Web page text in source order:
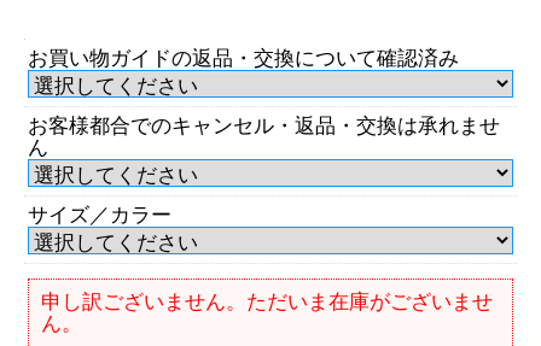
お買い物ガイドの返品・交換について確認済み
お客様都合でのキャンセル・返品・交換は承れませ
ん
サイズ／カラー
申し訳ございません。ただいま在庫がございませ
ん。